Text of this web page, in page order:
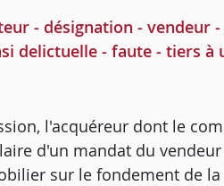
- désignation - vendeur
delictuelle - faute - tiers à
l'acquéreur dont le
d'un mandat du
sur le fondement de